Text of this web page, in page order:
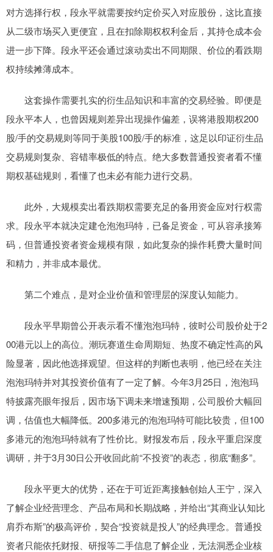
对方选择行权，段永平就需要按约定价买入对应股份，这比直接
从二级市场买入更便宜，且在扣除期权权利金后，其持仓成本会
进一步下降。段永平还会通过滚动卖出不同期限、价位的看跌期
权持续摊薄成本。
这套操作需要扎实的衍生品知识和丰富的交易经验。即便是
段永平本人，也曾因规则差异出现操作偏差，误将港股期权200
股/手的交易规则等同于美股100股/手的标准，这足以印证衍生品
交易规则复杂、容错率极低的特点。绝大多数普通投资者看不懂
期权基础规则，看懂了也未必有能力进行交易。
此外，大规模卖出看跌期权需要充足的备用资金应对行权需
求。段永平本就决定建仓泡泡玛特，已备足资金，可从容承接筹
码，但普通投资者资金规模有限，如此复杂的操作耗费大量时间
和精力，并非成本最优。
第二个难点，是对企业价值和管理层的深度认知能力。
段永平早期曾公开表示看不懂泡泡玛特，彼时公司股价处于2
00港元以上的高位。潮玩赛道生命周期短、热度不确定性高的风
险显著，因此他选择观望。但这样的判断也表明，他已经在关注
泡泡玛特并对其投资价值有了一定了解。今年3月25日，泡泡玛
特披露亮眼年报后，因市场下调未来增速预期，公司股价大幅回
调，估值也大幅降低。200多港元的泡泡玛特可能比较贵，但100
多港元的泡泡玛特就有了性价比。财报发布后，段永平重启深度
调研，并于3月30日公开收回此前“不投资”的表态，彻底“翻多”。
段永平更大的优势，还在于可近距离接触创始人王宁，深入
了解企业经营理念、产品布局和长期战略，并给出“其商业认知比
肩乔布斯”的极高评价，契合“投资就是投人”的经典理念。普通投
资者只能依托财报、研报等二手信息了解企业，无法洞悉企业核